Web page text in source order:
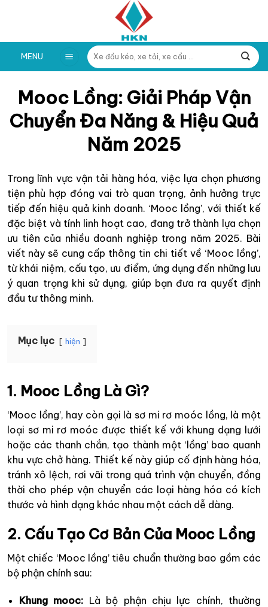
MENU
Tìm
kiếm:
Mooc Lồng: Giải Pháp Vận
Chuyển Đa Năng & Hiệu Quả
Năm 2025
Trong lĩnh vực vận tải hàng hóa, việc lựa chọn phương
tiện phù hợp đóng vai trò quan trọng, ảnh hưởng trực
tiếp đến hiệu quả kinh doanh. ‘Mooc lồng’, với thiết kế
đặc biệt và tính linh hoạt cao, đang trở thành lựa chọn
ưu tiên của nhiều doanh nghiệp trong năm 2025. Bài
viết này sẽ cung cấp thông tin chi tiết về ‘Mooc lồng’,
từ khái niệm, cấu tạo, ưu điểm, ứng dụng đến những lưu
ý quan trọng khi sử dụng, giúp bạn đưa ra quyết định
đầu tư thông minh.
Mục lục hiện
1. Mooc Lồng Là Gì?
‘Mooc lồng’, hay còn gọi là sơ mi rơ moóc lồng, là một
loại sơ mi rơ moóc được thiết kế với khung dạng lưới
hoặc các thanh chắn, tạo thành một ‘lồng’ bao quanh
khu vực chở hàng. Thiết kế này giúp cố định hàng hóa,
tránh xô lệch, rơi vãi trong quá trình vận chuyển, đồng
thời cho phép vận chuyển các loại hàng hóa có kích
thước và hình dạng khác nhau một cách dễ dàng.
2. Cấu Tạo Cơ Bản Của Mooc Lồng
Một chiếc ‘Mooc lồng’ tiêu chuẩn thường bao gồm các
bộ phận chính sau:
Khung mooc: Là bộ phận chịu lực chính, thường